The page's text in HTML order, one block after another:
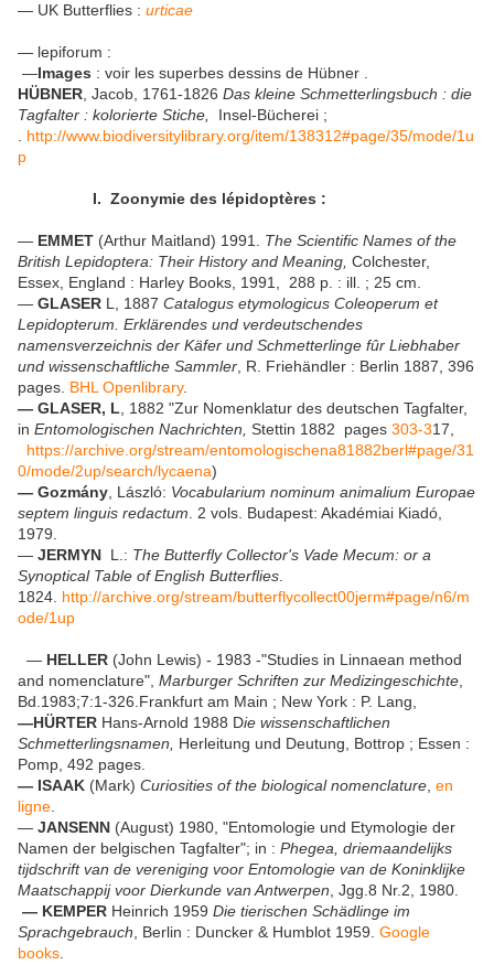
— UK Butterflies : urticae
— lepiforum :
—Images : voir les superbes dessins de Hübner .
HÜBNER , Jacob, 1761-1826 Das kleine Schmetterlingsbuch : die
Tagfalter : kolorierte Stiche,
Insel-Bücherei ;
http://www.biodiversitylibrary.org/item/138312#page/35/mode/1u
p
I. Zoonymie des lépidoptères :
— EMMET (Arthur Maitland) 1991. The Scientific Names of the
British Lepidoptera: Their History and Meaning, Colchester,
Essex, England : Harley Books, 1991, 288 p. : ill. ; 25 cm.
— GLASER L, 1887 Catalogus etymologicus Coleoperum et
Lepidopterum. Erklärendes und verdeutschendes
namensverzeichnis der Käfer und Schmetterlinge fûr Liebhaber
und wissenschaftliche Sammler , R. Friehändler : Berlin 1887, 396
pages. BHL Openlibrary.
— GLASER, L , 1882 "Zur Nomenklatur des deutschen Tagfalter,
in Entomologischen Nachrichten, Stettin 1882 pages 303-317,
https://archive.org/stream/entomologischena81882berl#page/31
0/mode/2up/search/lycaena)
— Gozmány , László: Vocabularium nominum animalium Europae
septem linguis redactum
2 vols. Budapest: Akadémiai Kiadó,
1979.
— JERMYN L.: The Butterfly Collector's Vade Mecum: or a
Synoptical Table of English Butterflies
1824. http://archive.org/stream/butterflycollect00jerm#page/n6/m
ode/1up
— HELLER (John Lewis) - 1983 -"Studies in Linnaean method
and nomenclature", Marburger Schriften zur Medizingeschichte
Bd.1983;7:1-326.Frankfurt am Main ; New York : P. Lang,
—HÜRTER Hans-Arnold 1988 Die wissenschaftlichen
Schmetterlingsnamen,
Herleitung und Deutung, Bottrop ; Essen :
Pomp, 492 pages.
— ISAAK (Mark) Curiosities of the biological nomenclature en
ligne
— JANSENN (August) 1980, "Entomologie und Etymologie der
Namen der belgischen Tagfalter"; in : Phegea, driemaandelijks
tijdschrift van de vereniging voor Entomologie van de Koninklijke
Maatschappij voor Dierkunde van Antwerpen , Jgg.8 Nr.2, 1980.
— KEMPER Heinrich 1959 Die tierischen Schädlinge im
Sprachgebrauch , Berlin : Duncker & Humblot 1959. Google
books